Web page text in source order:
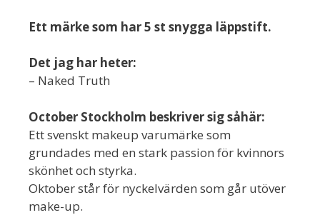
Ett märke som har 5 st snygga läppstift.
Det jag har heter:
– Naked Truth
October Stockholm beskriver sig såhär:
Ett svenskt makeup varumärke som
grundades med en stark passion för kvinnors
skönhet och styrka.
Oktober står för nyckelvärden som går utöver
make-up.